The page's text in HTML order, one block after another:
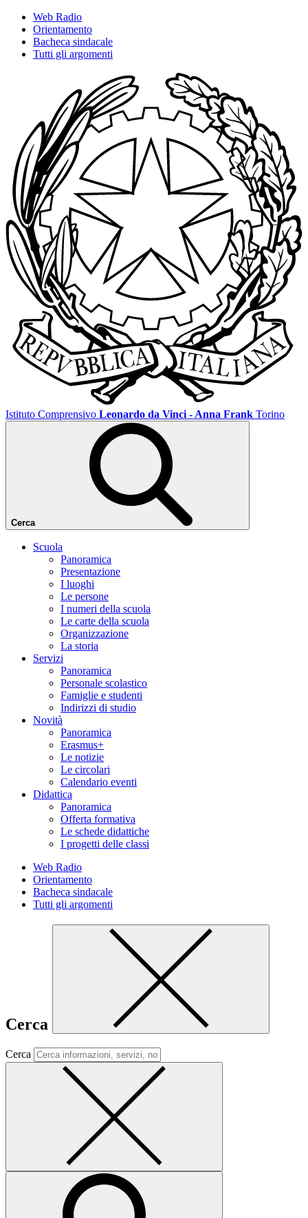
Web Radio
Orientamento
Bacheca sindacale
Tutti gli argomenti
Istituto Comprensivo Leonardo da Vinci - Anna Frank Torino
Cerca
Scuola
Panoramica
Presentazione
I luoghi
Le persone
I numeri della scuola
Le carte della scuola
Organizzazione
La storia
Servizi
Panoramica
Personale scolastico
Famiglie e studenti
Indirizzi di studio
Novità
Panoramica
Erasmus+
Le notizie
Le circolari
Calendario eventi
Didattica
Panoramica
Offerta formativa
Le schede didattiche
I progetti delle classi
Web Radio
Orientamento
Bacheca sindacale
Tutti gli argomenti
Cerca
Cerca